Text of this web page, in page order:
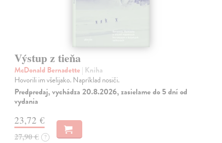
Výstup z tieňa
McDonald Bernadette | Kniha
Hovorili im všelijako. Napríklad nosiči.
Predpredaj, vychádza 20.8.2026, zasielame do 5 dní od
vydania
23,72 €
27,90 € ?